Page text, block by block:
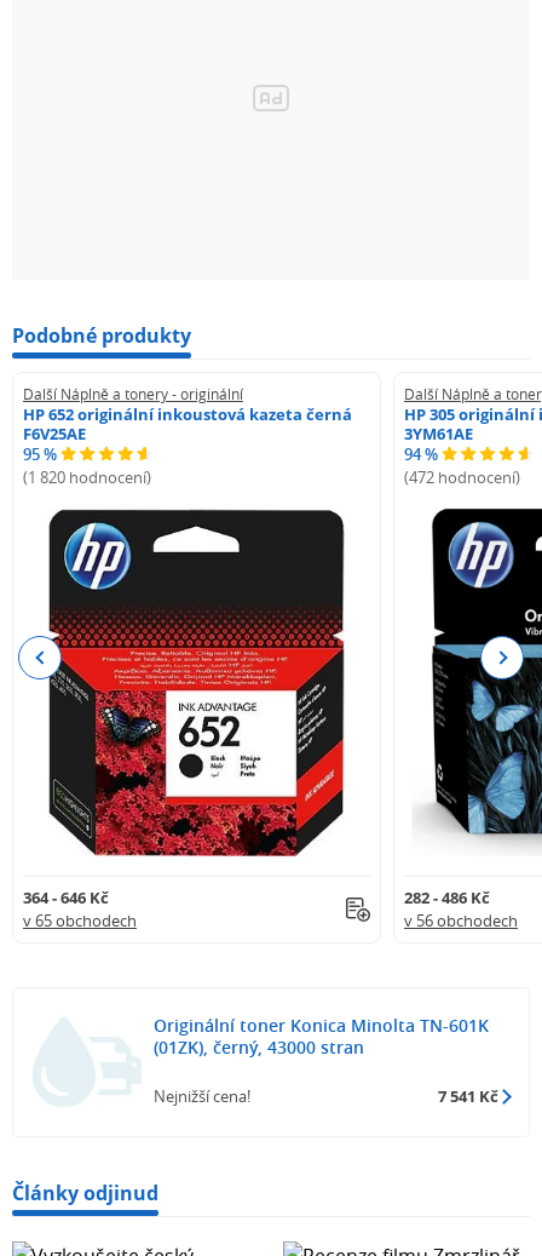
Podobné produkty
Další Náplně a tonery - originální
HP 652 originální inkoustová kazeta černá
F6V25AE
95 %
(1 820 hodnocení)
364 - 646 Kč
v 65 obchodech
Další Náplně a
HP 305
3YM61AE
94 %
(472 hodnocení)
282 - 486 Kč
v 56 obchodech
Previous Next
Originální toner Konica Minolta TN-601K
(01ZK), černý, 43000 stran
Nejnižší cena! 7 541 Kč
Články odjinud